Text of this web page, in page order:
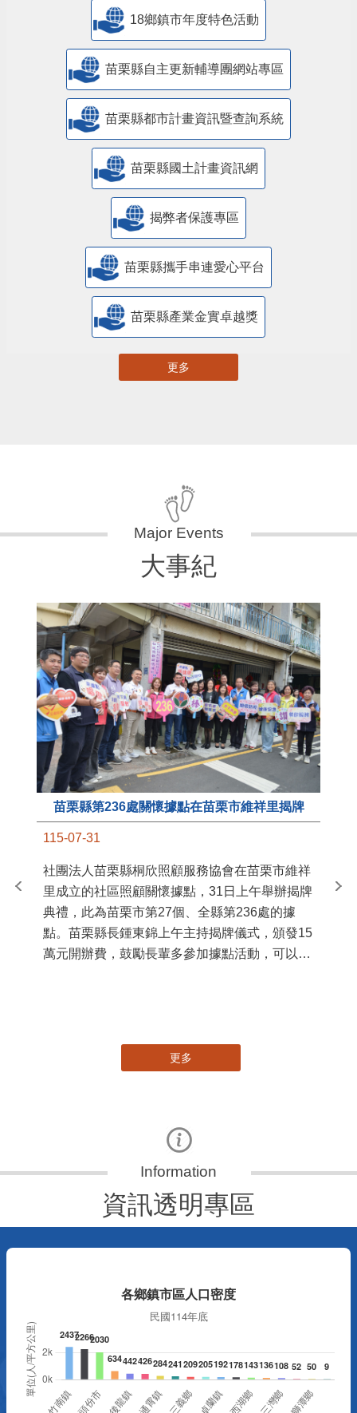
18鄉鎮市年度特色活動
苗栗縣自主更新輔導團網站專區
苗栗縣都市計畫資訊暨查詢系統
苗栗縣國土計畫資訊網
揭弊者保護專區
苗栗縣攜手串連愛心平台
苗栗縣產業金實卓越獎
更多
大事紀
苗栗縣第236處關懷據點在苗栗市維祥里揭牌
115-07-31
社團法人苗栗縣桐欣照顧服務協會在苗栗市維祥
里成立的社區照顧關懷據點，31日上午舉辦揭牌
典禮，此為苗栗市第27個、全縣第236處的據
點。苗栗縣長鍾東錦上午主持揭牌儀式，頒發15
萬元開辦費，鼓勵長輩多參加據點活動，可以更
苗
更多
資訊透明專區